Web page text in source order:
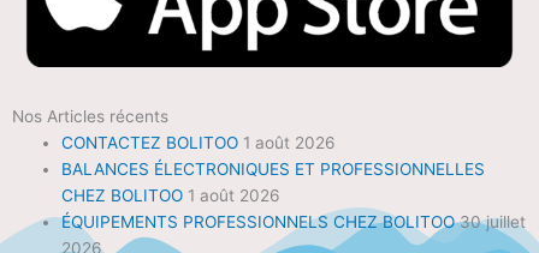
Nos Articles récents
CONTACTEZ BOLITOO 1 août 2026
BALANCES ÉLECTRONIQUES ET PROFESSIONNELLES
CHEZ BOLITOO 1 août 2026
ÉQUIPEMENTS PROFESSIONNELS CHEZ BOLITOO 30 juillet
2026